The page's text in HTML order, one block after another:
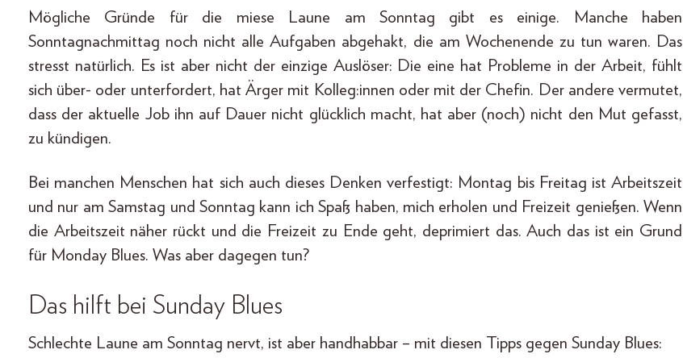
Mögliche Gründe für die miese Laune am Sonntag gibt es einige. Manche haben
Sonntagnachmittag noch nicht alle Aufgaben abgehakt, die am Wochenende zu tun waren. Das
stresst natürlich. Es ist aber nicht der einzige Auslöser: Die eine hat Probleme in der Arbeit, fühlt
sich über- oder unterfordert, hat Ärger mit Kolleg:innen oder mit der Chefin. Der andere vermutet,
dass der aktuelle Job ihn auf Dauer nicht glücklich macht, hat aber (noch) nicht den Mut gefasst,
zu kündigen.
Bei manchen Menschen hat sich auch dieses Denken verfestigt: Montag bis Freitag ist Arbeitszeit
und nur am Samstag und Sonntag kann ich Spaß haben, mich erholen und Freizeit genießen. Wenn
die Arbeitszeit näher rückt und die Freizeit zu Ende geht, deprimiert das. Auch das ist ein Grund
für Monday Blues. Was aber dagegen tun?
Das hilft bei Sunday Blues
Schlechte Laune am Sonntag nervt, ist aber handhabbar – mit diesen Tipps gegen Sunday Blues: